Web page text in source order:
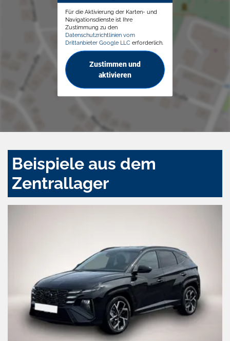
Für die Aktivierung der Karten- und
Navigationsdienste ist Ihre
Zustimmung zu den
Datenschutzrichtlinien vom
Drittanbieter Google LLC erforderlich.
Zustimmen und
aktivieren
Beispiele aus dem
Zentrallager